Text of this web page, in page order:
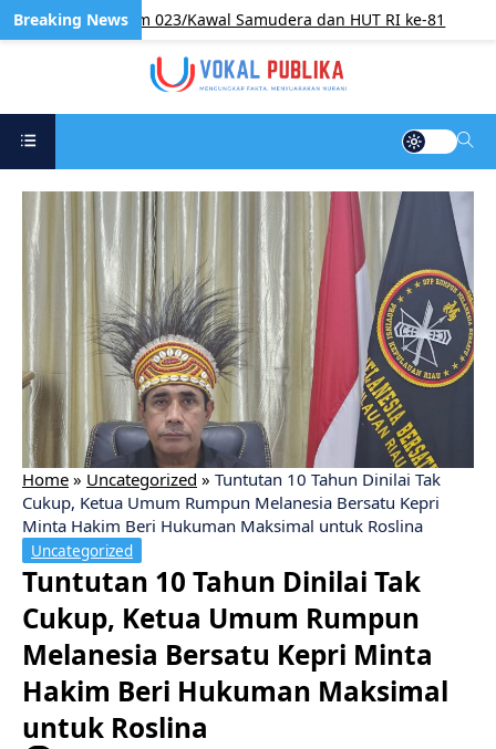
ke-68 Korem 023/Kawal Samudera dan HUT RI ke-81
Home » Uncategorized » Tuntutan 10 Tahun Dinilai Tak
Cukup, Ketua Umum Rumpun Melanesia Bersatu Kepri
Minta Hakim Beri Hukuman Maksimal untuk Roslina
Uncategorized
Tuntutan 10 Tahun Dinilai Tak
Cukup, Ketua Umum Rumpun
Melanesia Bersatu Kepri Minta
Hakim Beri Hukuman Maksimal
untuk Roslina